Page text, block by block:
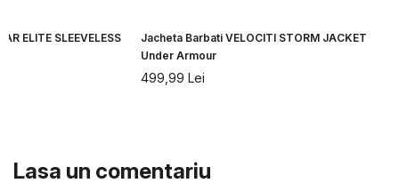
ELITE SLEEVELESS
Jacheta Barbati VELOCITI STORM JACKET
Under Armour
499,99 Lei
Lasa un comentariu